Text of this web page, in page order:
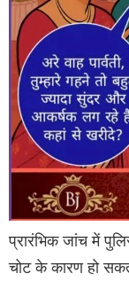
प्रारंभिक जांच में
चोट के कारण हो